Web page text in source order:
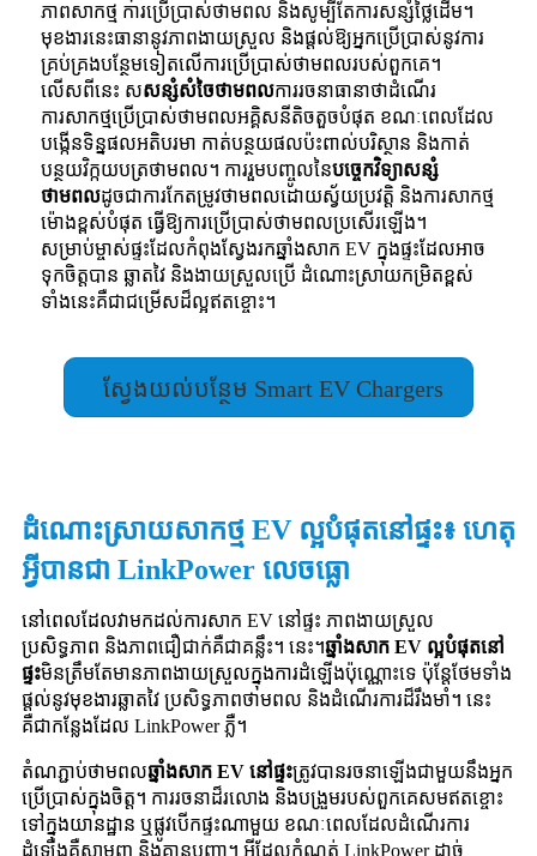
ភាពសាកថ្ម ការប្រើប្រាស់ថាមពល និងសូម្បីតែការសន្សំថ្លៃដើម។
មុខងារនេះធានានូវភាពងាយស្រួល និងផ្តល់ឱ្យអ្នកប្រើប្រាស់នូវការ
គ្រប់គ្រងបន្ថែមទៀតលើការប្រើប្រាស់ថាមពលរបស់ពួកគេ។
លើសពីនេះ សសន្សំសំចៃថាមពលការរចនាធានាថាដំណើរ
ការសាកថ្មប្រើប្រាស់ថាមពលអគ្គិសនីតិចតួចបំផុត ខណៈពេលដែល
បង្កើនទិន្នផលអតិបរមា កាត់បន្ថយផលប៉ះពាល់បរិស្ថាន និងកាត់
បន្ថយវិក្កយបត្រថាមពល។ ការរួមបញ្ចូលនៃបច្ចេកវិទ្យាសន្សំ
ថាមពលដូចជាការកែតម្រូវថាមពលដោយស្វ័យប្រវត្តិ និងការសាកថ្ម
ម៉ោងខ្ពស់បំផុត ធ្វើឱ្យការប្រើប្រាស់ថាមពលប្រសើរឡើង។
សម្រាប់ម្ចាស់ផ្ទះដែលកំពុងស្វែងរកឆ្នាំងសាក EV ក្នុងផ្ទះដែលអាច
ទុកចិត្តបាន ឆ្លាតវៃ និងងាយស្រួលប្រើ ដំណោះស្រាយកម្រិតខ្ពស់
ទាំងនេះគឺជាជម្រើសដ៏ល្អឥតខ្ចោះ។
ស្វែងយល់បន្ថែម Smart EV Chargers
ដំណោះស្រាយសាកថ្ម EV ល្អបំផុតនៅផ្ទះ៖ ហេតុ
អ្វីបានជា LinkPower លេចធ្លោ
នៅពេលដែលវាមកដល់ការសាក EV នៅផ្ទះ ភាពងាយស្រួល
ប្រសិទ្ធភាព និងភាពជឿជាក់គឺជាគន្លឹះ។ នេះ។ឆ្នាំងសាក EV ល្អបំផុតនៅ
ផ្ទះមិនត្រឹមតែមានភាពងាយស្រួលក្នុងការដំឡើងប៉ុណ្ណោះទេ ប៉ុន្តែថែមទាំង
ផ្តល់នូវមុខងារឆ្លាតវៃ ប្រសិទ្ធភាពថាមពល និងដំណើរការដ៏រឹងមាំ។ នេះ
គឺជាកន្លែងដែល LinkPower ភ្លឺ។
តំណភ្ជាប់ថាមពលឆ្នាំងសាក EV នៅផ្ទះត្រូវបានរចនាឡើងជាមួយនឹងអ្នក
ប្រើប្រាស់ក្នុងចិត្ត។ ការរចនាដ៏រលោង និងបង្រួមរបស់ពួកគេសមឥតខ្ចោះ
ទៅក្នុងយានដ្ឋាន ឬផ្លូវបើកផ្ទះណាមួយ ខណៈពេលដែលដំណើរការ
ដំឡើងគឺសាមញ្ញ និងគ្មានបញ្ហា។ អ្វីដែលកំណត់ LinkPower ដាច់